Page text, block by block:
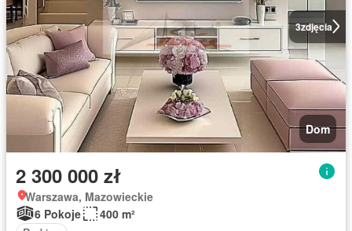
3zdjęcia
Dom
2 300 000 zł
Warszawa, Mazowieckie
6 Pokoje
400 m²